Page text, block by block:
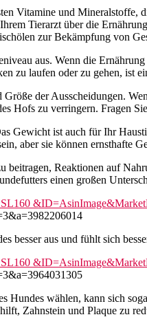
Vitamine und
Tierarzt über die
zur Bekämpfung von
aus. Wenn die
zu laufen oder zu gehen, ist
der Ausscheidungen.
Hofs zu verringern. Fragen
Gewicht ist auch für Ihr
aber sie können ernsthafte
beitragen, Reaktionen auf
einen großen
besser aus und fühlt sich
wählen, kann sich
Zahnstein und Plaque zu